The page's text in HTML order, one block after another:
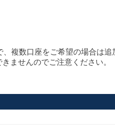
複数口座をご希望の場合は追
ませんのでご注意ください。